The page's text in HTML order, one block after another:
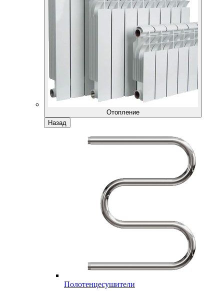
Отопление
Назад
Полотенцесушители